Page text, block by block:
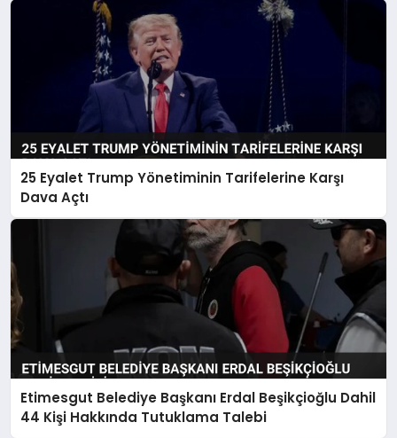
25 Eyalet Trump Yönetiminin Tarifelerine Karşı
Dava Açtı
Etimesgut Belediye Başkanı Erdal Beşikçioğlu Dahil
44 Kişi Hakkında Tutuklama Talebi